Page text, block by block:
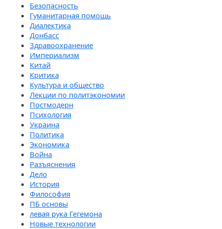
Безопасность
Гуманитарная помощь
Диалектика
Донбасс
Здравоохранение
Империализм
Китай
Критика
Культура и общество
Лекции по политэкономии
Постмодерн
Психология
Украина
Политика
Экономика
Война
Разъяснения
Дело
История
Философия
ПБ основы
левая рука Гегемона
Новые технологии